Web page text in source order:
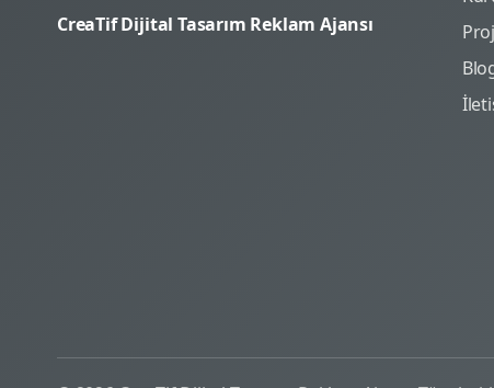
CreaTif Dijital Tasarım Reklam Ajansı